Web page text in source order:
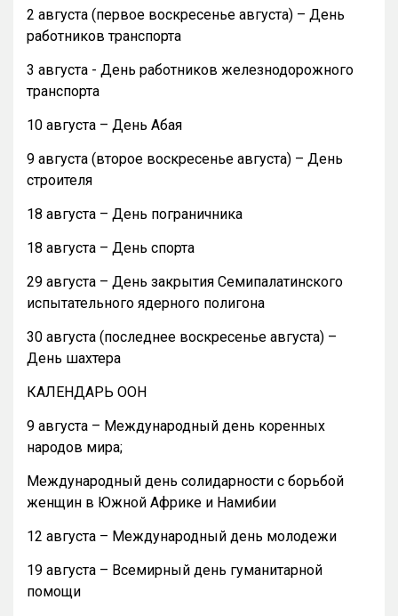
2 августа (первое воскресенье августа) – День
работников транспорта
3 августа - День работников железнодорожного
транспорта
10 августа – День Абая
9 августа (второе воскресенье августа) – День
строителя
18 августа – День пограничника
18 августа – День спорта
29 августа – День закрытия Семипалатинского
испытательного ядерного полигона
30 августа (последнее воскресенье августа) –
День шахтера
КАЛЕНДАРЬ ООН
9 августа – Международный день коренных
народов мира;
Международный день солидарности с борьбой
женщин в Южной Африке и Намибии
12 августа – Международный день молодежи
19 августа – Всемирный день гуманитарной
помощи